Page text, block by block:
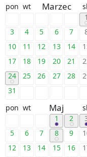
pon wt Marzec
1
3
4 5 6 7
10
11 12 13 14
17
18 19 20 21
24
25 26 27 28
31
pon wt Maj
1
2
5
6 7 8 9
12
13 14 15 16